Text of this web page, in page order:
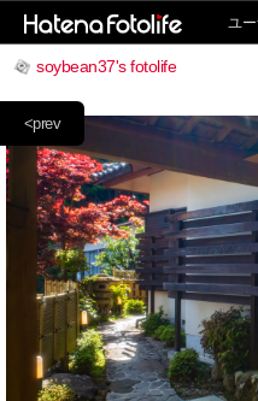
ユ
soybean37's fotolife
<prev